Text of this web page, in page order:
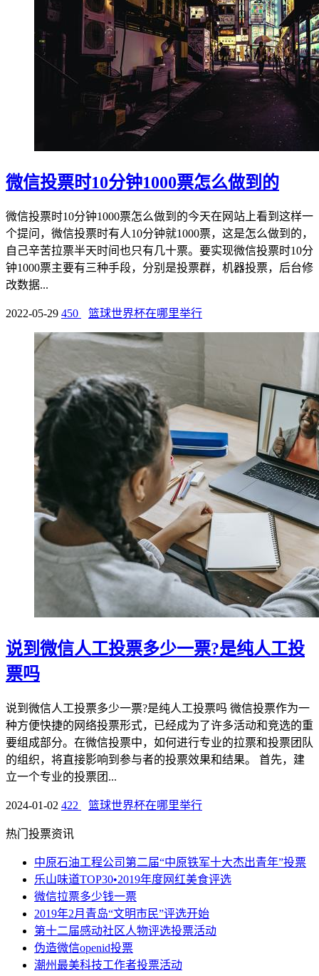
微信投票时10分钟1000票怎么做到的
微信投票时10分钟1000票怎么做到的今天在网站上看到这样一
个提问，微信投票时有人10分钟就1000票，这是怎么做到的，
自己辛苦拉票半天时间也只有几十票。要实现微信投票时10分
钟1000票主要有三种手段，分别是投票群，机器投票，后台修
改数据...
2022-05-29 450 篮球世界杯在哪里举行
说到微信人工投票多少一票?是纯人工投
票吗
说到微信人工投票多少一票?是纯人工投票吗 微信投票作为一
种方便快捷的网络投票形式，已经成为了许多活动和竞选的重
要组成部分。在微信投票中，如何进行专业的拉票和投票团队
的组织，将直接影响到参与者的投票效果和结果。 首先，建
立一个专业的投票团...
2024-01-02 422 篮球世界杯在哪里举行
热门投票资讯
中原石油工程公司第二届“中原铁军十大杰出青年”投票
乐山味道TOP30•2019年度网红美食评选
微信拉票多少钱一票
2019年2月青岛“文明市民”评选开始
第十二届感动社区人物评选投票活动
伪造微信openid投票
潮州最美科技工作者投票活动